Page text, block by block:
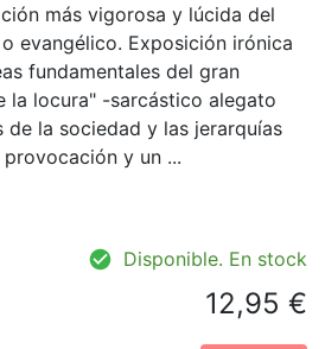
más vigorosa y lúcida del
evangélico. Exposición irónica
fundamentales del gran
la locura" -sarcástico alegato
la sociedad y las jerarquías
y un ...
Disponible. En stock
12,95 €